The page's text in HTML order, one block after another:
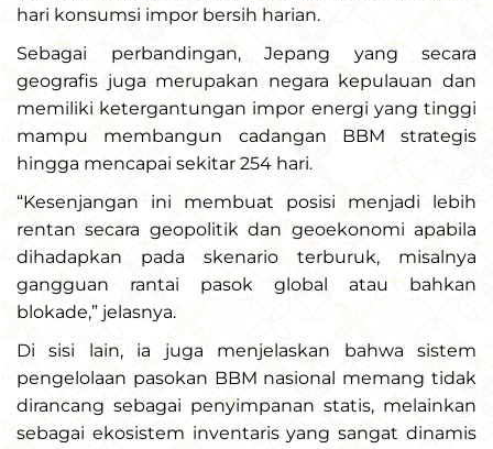
hari konsumsi impor bersih harian.
Sebagai perbandingan, Jepang yang secara
geografis juga merupakan negara kepulauan dan
memiliki ketergantungan impor energi yang tinggi
mampu membangun cadangan BBM strategis
hingga mencapai sekitar 254 hari.
“Kesenjangan ini membuat posisi menjadi lebih
rentan secara geopolitik dan geoekonomi apabila
dihadapkan pada skenario terburuk, misalnya
gangguan rantai pasok global atau bahkan
blokade,” jelasnya.
Di sisi lain, ia juga menjelaskan bahwa sistem
pengelolaan pasokan BBM nasional memang tidak
dirancang sebagai penyimpanan statis, melainkan
sebagai ekosistem inventaris yang sangat dinamis